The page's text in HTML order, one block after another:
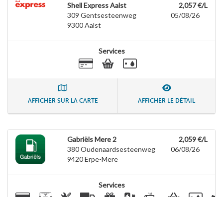
Shell Express Aalst
309 Gentsesteenweg
9300Aalst
2,057 €/L
05/08/26
Services
AFFICHER SUR LA CARTE AFFICHER LE DÉTAIL
Gabriëls Mere 2
380 Oudenaardsesteenweg
9420Erpe-Mere
2,059 €/L
06/08/26
Services